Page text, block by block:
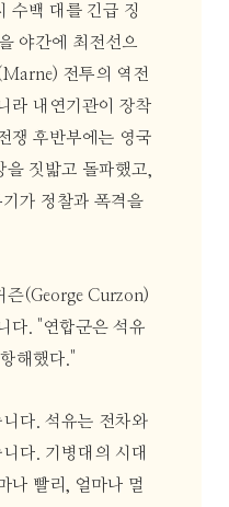
수백 대를 긴급 징
야간에 최전선으
전투의 역전
라 내연기관이 장착
쟁 후반부에는 영국
을 짓밟고 돌파했고,
가 정찰과 폭격을
즌(George Curzon)
다. "연합군은 석유
해했다."
다. 석유는 전차와
다. 기병대의 시대
나 빨리, 얼마나 멀